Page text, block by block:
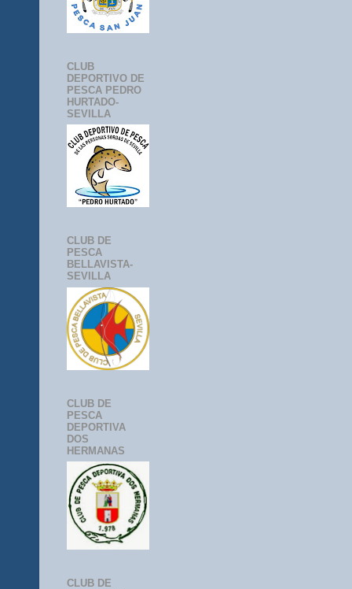
CLUB
DEPORTIVO DE
PESCA PEDRO
HURTADO-
SEVILLA
CLUB DE
PESCA
BELLAVISTA-
SEVILLA
CLUB DE
PESCA
DEPORTIVA
DOS
HERMANAS
CLUB DE